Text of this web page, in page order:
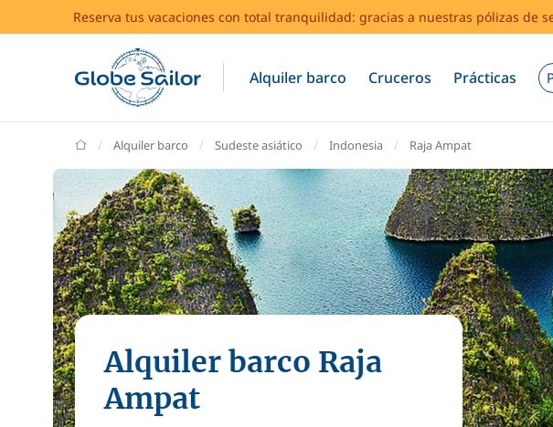
Reserva tus vacaciones con total tranquilidad: gracias a nuestras pólizas
Alquiler barco Cruceros Prácticas
GlobeSailor
Alquiler barco Sudeste asiático Indonesia Raja Ampat
Alquiler barco Raja
Ampat